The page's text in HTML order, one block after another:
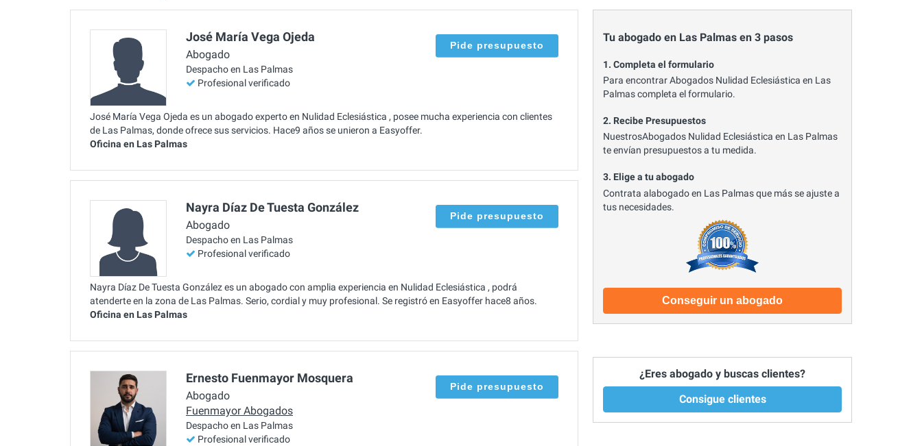
José María Vega Ojeda
Abogado
Despacho en Las Palmas
Profesional verificado
Pide presupuesto
José María Vega Ojeda es un abogado experto en Nulidad Eclesiástica , posee mucha experiencia con clientes
de Las Palmas, donde ofrece sus servicios. Hace9 años se unieron a Easyoffer.
Oficina en Las Palmas
Nayra Díaz De Tuesta González
Abogado
Despacho en Las Palmas
Profesional verificado
Pide presupuesto
Nayra Díaz De Tuesta González es un abogado con amplia experiencia en Nulidad Eclesiástica , podrá
atenderte en la zona de Las Palmas. Serio, cordial y muy profesional. Se registró en Easyoffer hace8 años.
Oficina en Las Palmas
Ernesto Fuenmayor Mosquera
Abogado
Fuenmayor Abogados
Despacho en Las Palmas
Profesional verificado
Pide presupuesto
Tu abogado en Las Palmas en 3 pasos
1. Completa el formulario
Para encontrar Abogados Nulidad Eclesiástica en Las
Palmas completa el formulario.
2. Recibe Presupuestos
NuestrosAbogados Nulidad Eclesiástica en Las Palmas
te envían presupuestos a tu medida.
3. Elige a tu abogado
Contrata alabogado en Las Palmas que más se ajuste a
tus necesidades.
Conseguir un abogado
¿Eres abogado y buscas clientes?
Consigue clientes